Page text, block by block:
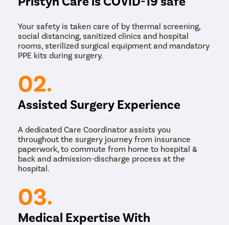
Your safety is taken care of by thermal screening,
social distancing, sanitized clinics and hospital
rooms, sterilized surgical equipment and mandatory
PPE kits during surgery.
02.
Assisted Surgery Experience
A dedicated Care Coordinator assists you
throughout the surgery journey from insurance
paperwork, to commute from home to hospital &
back and admission-discharge process at the
hospital.
03.
Medical Expertise With